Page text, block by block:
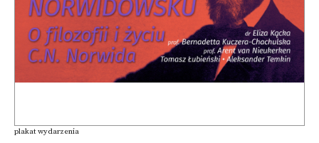
plakat wydarzenia